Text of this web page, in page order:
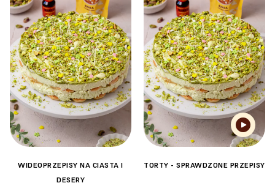
WIDEOPRZEPISY NA CIASTA I
DESERY
TORTY - SPRAWDZONE PRZEPISY